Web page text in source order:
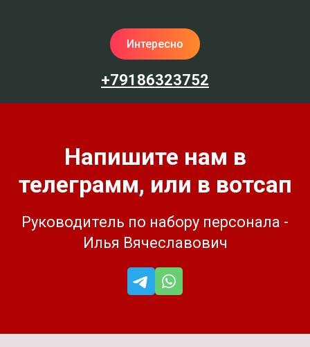
Интересно
+79186323752
Напишите нам в
телеграмм, или в вотсап
Руководитель по набору персонала -
Илья Вячеславович